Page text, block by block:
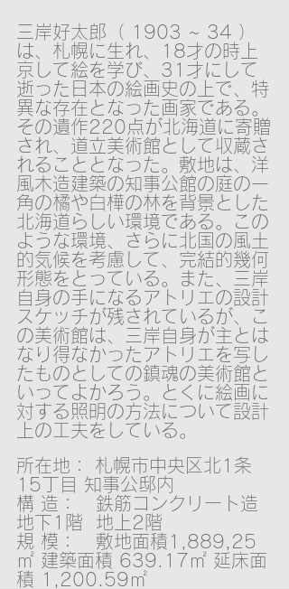
三岸好太郎（ 1903 ~ 34 ）
は、札幌に生れ、18才の時上
京して絵を学び、31才にして
逝った日本の絵画史の上で、特
異な存在となった画家である。
その遺作220点が北海道に寄贈
され、道立美術館として収蔵さ
れることとなった。敷地は、洋
風木造建築の知事公館の庭の一
角の橘や白樺の林を背景とした
北海道らしい環境である。この
ような環境、さらに北国の風土
的気候を考慮して、完結的幾何
形態をとっている。また、三岸
自身の手になるアトリエの設計
スケッチが残されているが、こ
の美術館は、三岸自身が主とは
なり得なかったアトリエを写し
たものとしての鎮魂の美術館と
いってよかろう。とくに絵画に
対する照明の方法について設計
上の工夫をしている。
所在地： 札幌市中央区北1条
15丁目 知事公邸内
構 造：   鉄筋コンクリート造
地下1階  地上2階
規 模：   敷地面積1,889,25
㎡ 建築面積 639.17㎡ 延床面
積 1,200.59㎡